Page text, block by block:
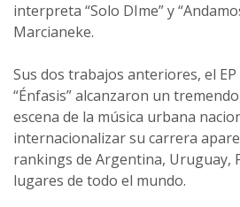
interpreta “Solo DIme” y
Marcianeke.
Sus dos trabajos anteriores, el EP
“Énfasis” alcanzaron un
escena de la música urbana
internacionalizar su carrera
rankings de Argentina, Uruguay,
lugares de todo el mundo.